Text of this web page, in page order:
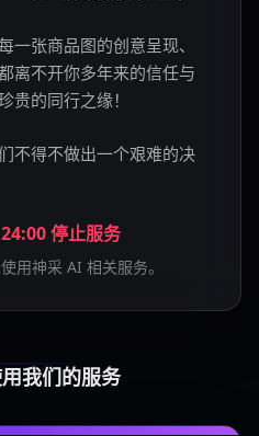
一张商品图的创意呈现、
离不开你多年来的信任与
贵的同行之缘！
不得不做出一个艰难的决
停止服务
用神采 AI 相关服务。
我们的服务